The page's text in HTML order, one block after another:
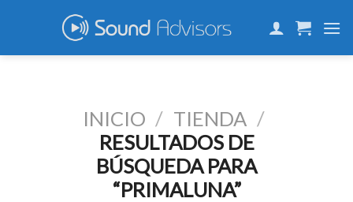
INICIO / TIENDA /
RESULTADOS DE
BÚSQUEDA PARA
“PRIMALUNA”